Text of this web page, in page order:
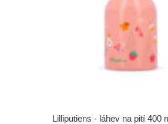
Lilliputiens - láhev na pití 400